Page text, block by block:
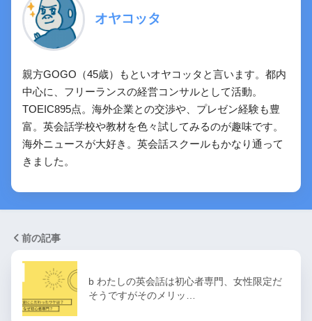
オヤコッタ
親方GOGO（45歳）もといオヤコッタと言います。都内
中心に、フリーランスの経営コンサルとして活動。
TOEIC895点。海外企業との交渉や、プレゼン経験も豊
富。英会話学校や教材を色々試してみるのが趣味です。
海外ニュースが大好き。英会話スクールもかなり通って
きました。
前の記事
b わたしの英会話は初心者専門、女性限定だ
そうですがそのメリッ…